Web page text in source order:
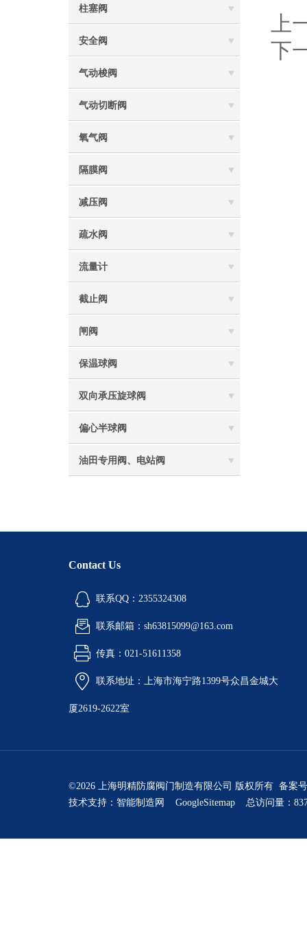
柱塞阀
安全阀
气动梭阀
气动切断阀
氧气阀
隔膜阀
减压阀
疏水阀
流量计
截止阀
闸阀
保温球阀
双向承压旋球阀
偏心半球阀
油田专用阀、电站阀
上
下
Contact Us
联系QQ：2355324308
联系邮箱：sh63815099@163.com
传真：021-51611358
联系地址：上海市海宁路1399号众昌金城大
厦2619-2622室
©2026 上海明精防腐阀门制造有限公司 版权所有 备案
技术支持： 智能制造网 GoogleSitemap 总访问量：